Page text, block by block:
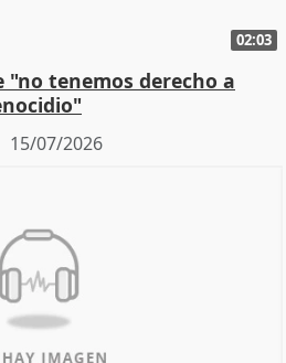
02:03
tenemos derecho a
15/07/2026